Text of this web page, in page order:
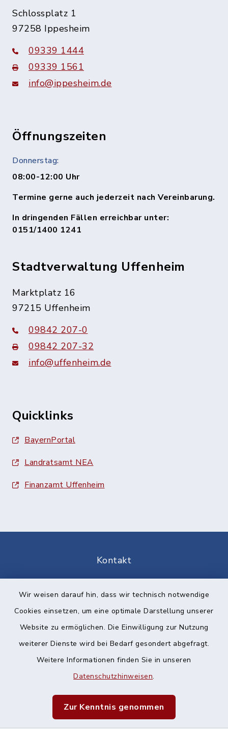
Wir weisen darauf hin, dass wir technisch notwendige
Cookies einsetzen, um eine optimale Darstellung unserer
Website zu ermöglichen. Die Einwilligung zur Nutzung
weiterer Dienste wird bei Bedarf gesondert abgefragt.
Weitere Informationen finden Sie in unseren
Datenschutzhinweisen.
Zur Kenntnis genommen
Schlossplatz 1
97258 Ippesheim
09339 1444
09339 1561
info@ippesheim.de
Öffnungszeiten
Donnerstag:
08:00-12:00 Uhr
Termine gerne auch jederzeit nach Vereinbarung.
In dringenden Fällen erreichbar unter:
0151/1400 1241
Stadtverwaltung Uffenheim
Marktplatz 16
97215 Uffenheim
09842 207-0
09842 207-32
info@uffenheim.de
Quicklinks
BayernPortal
Landratsamt NEA
Finanzamt Uffenheim
Kontakt
Datenschutz
Impressum
Sitemap
Cookie-Einstellungen